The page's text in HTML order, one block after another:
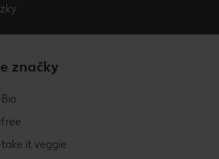
značky
Bio
free
take it veggie